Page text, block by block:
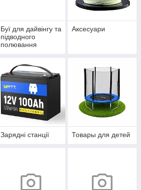
Буї для дайвінгу та
підводного
полювання
Аксесуари
Зарядні станції Товары для детей